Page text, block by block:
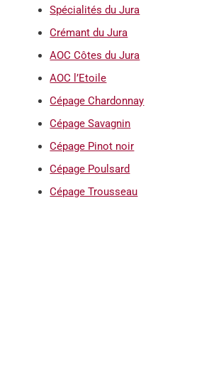
Spécialités du Jura
Crémant du Jura
AOC Côtes du Jura
AOC l’Etoile
Cépage Chardonnay
Cépage Savagnin
Cépage Pinot noir
Cépage Poulsard
Cépage Trousseau